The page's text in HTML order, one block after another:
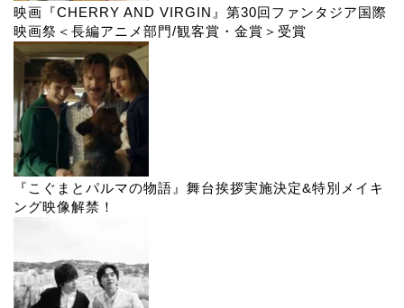
映画『CHERRY AND VIRGIN』第30回ファンタジア国際
映画祭＜長編アニメ部門/観客賞・金賞＞受賞
『こぐまとパルマの物語』舞台挨拶実施決定&特別メイキ
ング映像解禁！